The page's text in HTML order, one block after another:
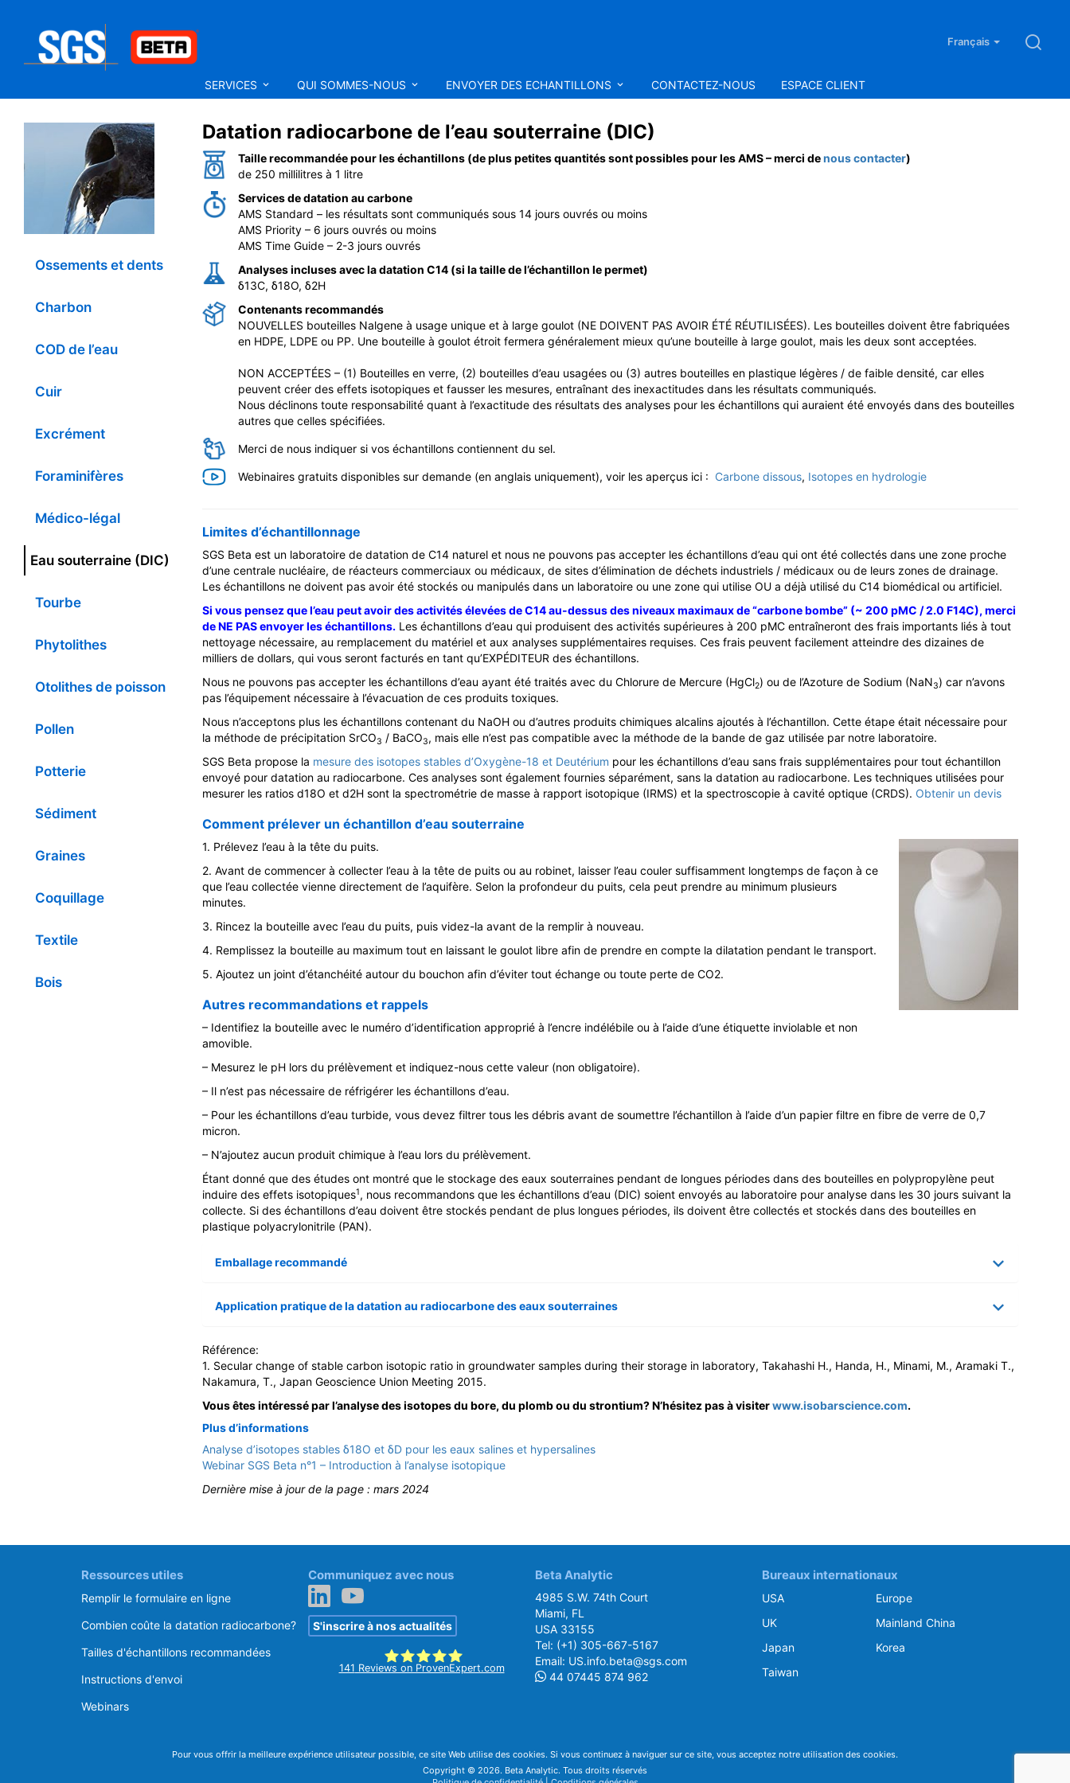
Français
SERVICES QUI SOMMES-NOUS ENVOYER DES ECHANTILLONS CONTACTEZ-NOUS ESPACE CLIENT
Ossements et dents
Charbon
COD de l’eau
Cuir
Excrément
Foraminifères
Médico-légal
Eau souterraine (DIC)
Tourbe
Phytolithes
Otolithes de poisson
Pollen
Potterie
Sédiment
Graines
Coquillage
Textile
Bois
Datation radiocarbone de l’eau souterraine (DIC)
Taille recommandée pour les échantillons (de plus petites quantités sont possibles pour les AMS – merci denous contacter)
de 250 millilitres à 1 litre
Services de datation au carbone
AMS Standard – les résultats sont communiqués sous 14 jours ouvrés ou moins
AMS Priority – 6 jours ouvrés ou moins
AMS Time Guide – 2-3 jours ouvrés
Analyses incluses avec la datation C14 (si la taille de l’échantillon le permet)
δ13C, δ18O, δ2H
Contenants recommandés
NOUVELLES bouteilles Nalgene à usage unique et à large goulot (NE DOIVENT PAS AVOIR ÉTÉ RÉUTILISÉES). Les bouteilles doivent être fabriquées
en HDPE, LDPE ou PP. Une bouteille à goulot étroit fermera généralement mieux qu’une bouteille à large goulot, mais les deux sont acceptées.
NON ACCEPTÉES – (1) Bouteilles en verre, (2) bouteilles d’eau usagées ou (3) autres bouteilles en plastique légères / de faible densité, car elles
peuvent créer des effets isotopiques et fausser les mesures, entraînant des inexactitudes dans les résultats communiqués.
Nous déclinons toute responsabilité quant à l’exactitude des résultats des analyses pour les échantillons qui auraient été envoyés dans des bouteilles
autres que celles spécifiées.
Merci de nous indiquer si vos échantillons contiennent du sel.
Webinaires gratuits disponibles sur demande (en anglais uniquement), voir les aperçus ici : Carbone dissous, Isotopes en hydrologie
Limites d’échantillonnage
SGS Beta est un laboratoire de datation de C14 naturel et nous ne pouvons pas accepter les échantillons d’eau qui ont été collectés dans une zone proche
d’une centrale nucléaire, de réacteurs commerciaux ou médicaux, de sites d’élimination de déchets industriels / médicaux ou de leurs zones de drainage.
Les échantillons ne doivent pas avoir été stockés ou manipulés dans un laboratoire ou une zone qui utilise OU a déjà utilisé du C14 biomédical ou artificiel.
Si vous pensez que l’eau peut avoir des activités élevées de C14 au-dessus des niveaux maximaux de “carbone bombe” (~ 200 pMC / 2.0 F14C), merci
de NE PAS envoyer les échantillons. Les échantillons d’eau qui produisent des activités supérieures à 200 pMC entraîneront des frais importants liés à tout
nettoyage nécessaire, au remplacement du matériel et aux analyses supplémentaires requises. Ces frais peuvent facilement atteindre des dizaines de
milliers de dollars, qui vous seront facturés en tant qu’EXPÉDITEUR des échantillons.
Nous ne pouvons pas accepter les échantillons d’eau ayant été traités avec du Chlorure de Mercure (HgCl2) ou de l’Azoture de Sodium (NaN3) car n’avons
pas l’équipement nécessaire à l’évacuation de ces produits toxiques.
Nous n’acceptons plus les échantillons contenant du NaOH ou d’autres produits chimiques alcalins ajoutés à l’échantillon. Cette étape était nécessaire pour
la méthode de précipitation SrCO3 / BaCO3, mais elle n’est pas compatible avec la méthode de la bande de gaz utilisée par notre laboratoire.
SGS Beta propose la mesure des isotopes stables d’Oxygène-18 et Deutérium pour les échantillons d’eau sans frais supplémentaires pour tout échantillon
envoyé pour datation au radiocarbone. Ces analyses sont également fournies séparément, sans la datation au radiocarbone. Les techniques utilisées pour
mesurer les ratios d18O et d2H sont la spectrométrie de masse à rapport isotopique (IRMS) et la spectroscopie à cavité optique (CRDS). Obtenir un devis
Comment prélever un échantillon d’eau souterraine
1. Prélevez l’eau à la tête du puits.
2. Avant de commencer à collecter l’eau à la tête de puits ou au robinet, laisser l’eau couler suffisamment longtemps de façon à ce
que l’eau collectée vienne directement de l’aquifère. Selon la profondeur du puits, cela peut prendre au minimum plusieurs
minutes.
3. Rincez la bouteille avec l’eau du puits, puis videz-la avant de la remplir à nouveau.
4. Remplissez la bouteille au maximum tout en laissant le goulot libre afin de prendre en compte la dilatation pendant le transport.
5. Ajoutez un joint d’étanchéité autour du bouchon afin d’éviter tout échange ou toute perte de CO2.
Autres recommandations et rappels
– Identifiez la bouteille avec le numéro d’identification approprié à l’encre indélébile ou à l’aide d’une étiquette inviolable et non
amovible.
– Mesurez le pH lors du prélèvement et indiquez-nous cette valeur (non obligatoire). ​
– Il n’est pas nécessaire de réfrigérer les échantillons d’eau.
– Pour les échantillons d’eau turbide, vous devez filtrer tous les débris avant de soumettre l’échantillon à l’aide d’un papier filtre en fibre de verre de 0,7
micron.
– N’ajoutez aucun produit chimique à l’eau lors du prélèvement.
Étant donné que des études ont montré que le stockage des eaux souterraines pendant de longues périodes dans des bouteilles en polypropylène peut
induire des effets isotopiques1, nous recommandons que les échantillons d’eau (DIC) soient envoyés au laboratoire pour analyse dans les 30 jours suivant la
collecte. Si des échantillons d’eau doivent être stockés pendant de plus longues périodes, ils doivent être collectés et stockés dans des bouteilles en
plastique polyacrylonitrile (PAN).
Emballage recommandé
Application pratique de la datation au radiocarbone des eaux souterraines
Référence:
1. Secular change of stable carbon isotopic ratio in groundwater samples during their storage in laboratory, Takahashi H., Handa, H., Minami, M., Aramaki T.,
Nakamura, T., Japan Geoscience Union Meeting 2015.
Vous êtes intéressé par l’analyse des isotopes du bore, du plomb ou du strontium? N’hésitez pas à visiterwww.isobarscience.com.
Plus d’informations
Analyse d’isotopes stables δ18O et δD pour les eaux salines et hypersalines
Webinar SGS Beta n°1 – Introduction à l’analyse isotopique
Dernière mise à jour de la page : mars 2024
Ressources utiles
Remplir le formulaire en ligne
Combien coûte la datation radiocarbone?
Tailles d'échantillons recommandées
Instructions d'envoi
Webinars
Communiquez avec nous
S'inscrire à nos actualités
141 Reviews on ProvenExpert.com
Beta Analytic
4985 S.W. 74th Court
Miami, FL
USA 33155
Tel: (+1) 305-667-5167
Email: US.info.beta@sgs.com
44 07445 874 962
Bureaux internationaux
USA
Europe
UK
Mainland China
Japan
Korea
Taiwan
Pour vous offrir la meilleure expérience utilisateur possible, ce site Web utilise des cookies. Si vous continuez à naviguer sur ce site, vous acceptez notre utilisation des cookies.
Copyright © 2026. Beta Analytic. Tous droits réservés